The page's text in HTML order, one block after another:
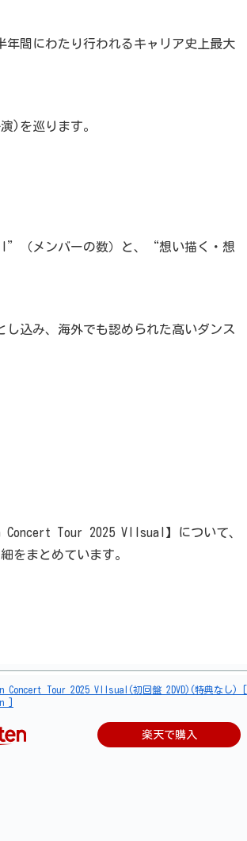
間にわたり行われるキャリア史上最大
)を巡ります。
（メンバーの数）と、“想い描く・想
込み、海外でも認められた高いダンス
Tour 2025 VIIsual】について、
をまとめています。
Concert Tour 2025 VIIsual(初回盤 2DVD)(特典なし) [
]
楽天で購入